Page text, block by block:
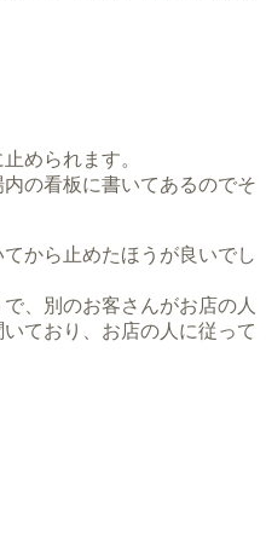
められます。
の看板に書いてあるのでそ
から止めたほうが良いでし
、別のお客さんがお店の人
ており、お店の人に従って